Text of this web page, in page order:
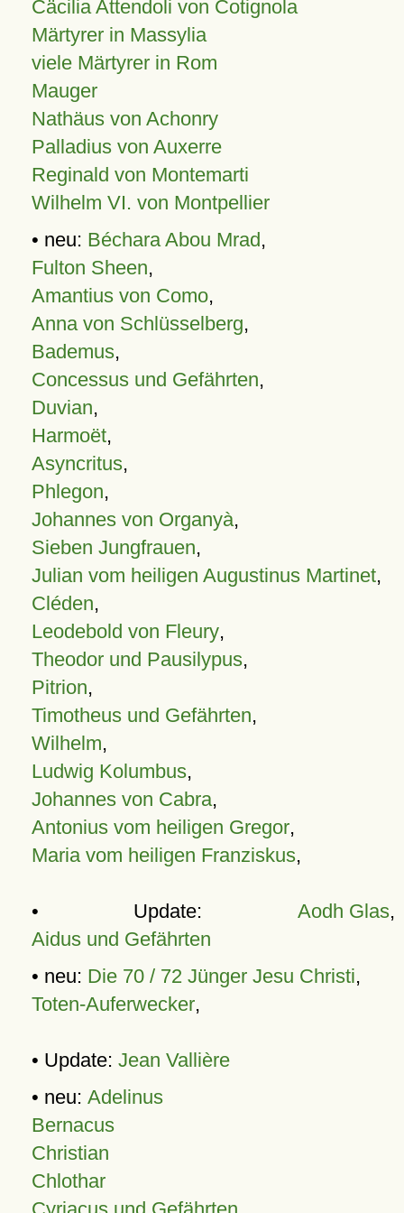
Cäcilia Attendoli von Cotignola
Märtyrer in Massylia
viele Märtyrer in Rom
Mauger
Nathäus von Achonry
Palladius von Auxerre
Reginald von Montemarti
Wilhelm VI. von Montpellier
• neu: Béchara Abou Mrad,
Fulton Sheen,
Amantius von Como,
Anna von Schlüsselberg,
Bademus,
Concessus und Gefährten,
Duvian,
Harmoët,
Asyncritus,
Phlegon,
Johannes von Organyà,
Sieben Jungfrauen,
Julian vom heiligen Augustinus Martinet,
Cléden,
Leodebold von Fleury,
Theodor und Pausilypus,
Pitrion,
Timotheus und Gefährten,
Wilhelm,
Ludwig Kolumbus,
Johannes von Cabra,
Antonius vom heiligen Gregor,
Maria vom heiligen Franziskus,
• Update: Aodh Glas,
Aidus und Gefährten
• neu: Die 70 / 72 Jünger Jesu Christi,
Toten-Auferwecker,
• Update: Jean Vallière
• neu: Adelinus
Bernacus
Christian
Chlothar